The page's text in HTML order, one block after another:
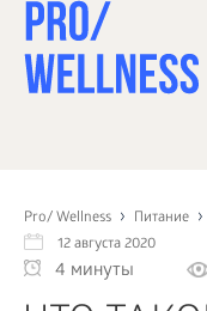
Pro/ Wellness Питание
12 августа 2020
4 минуты
СПОРТ
ЗДОРОВЬЕ
КРАСОТА